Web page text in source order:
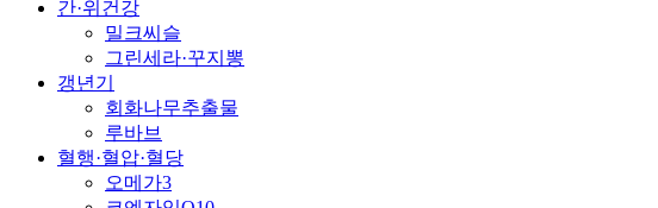
간·위건강
밀크씨슬
그린세라·꾸지뽕
갱년기
회화나무추출물
루바브
혈행·혈압·혈당
오메가3